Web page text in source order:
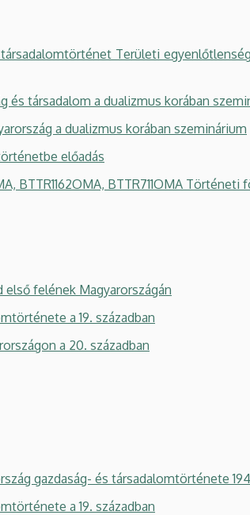
Területi
és társadalom a dualizmus korában
a dualizmus korában szeminárium
előadás
BTTR1162OMA, BTTR711OMA Történeti
első felének Magyarországán
a 19. században
a 20. században
gazdaság- és társadalomtörténete
a 19. században